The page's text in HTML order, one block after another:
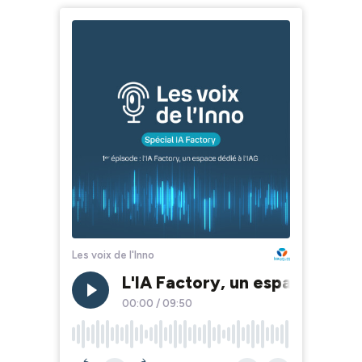
Les voix de l'Inno
L'IA Factory, un espace
00:00 / 09:50